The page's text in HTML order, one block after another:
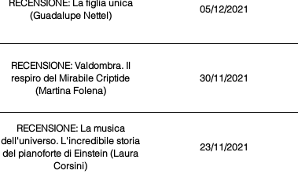
RECENSIONE: La figlia unica
(Guadalupe Nettel)
05/12/2021
RECENSIONE: Valdombra. Il
respiro del Mirabile Criptide
(Martina Folena)
30/11/2021
RECENSIONE: La musica
dell'universo. L'incredibile storia
del pianoforte di Einstein (Laura
Corsini)
23/11/2021